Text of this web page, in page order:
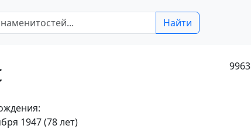
Найти
9963
1947 (78 лет)